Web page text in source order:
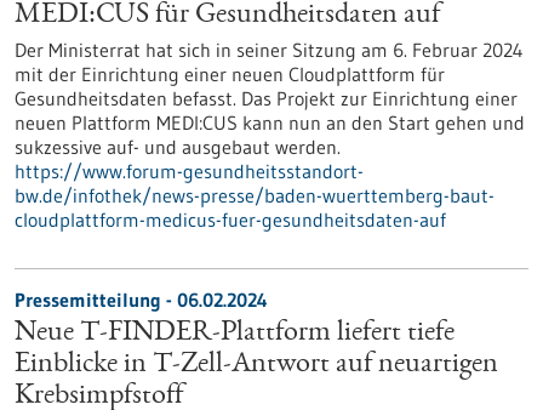
MEDI:CUS für Gesundheitsdaten auf
Der Ministerrat hat sich in seiner Sitzung am 6. Februar 2024
mit der Einrichtung einer neuen Cloudplattform für
Gesundheitsdaten befasst. Das Projekt zur Einrichtung einer
neuen Plattform MEDI:CUS kann nun an den Start gehen und
sukzessive auf- und ausgebaut werden.
https://www.forum-gesundheitsstandort-
bw.de/infothek/news-presse/baden-wuerttemberg-baut-
cloudplattform-medicus-fuer-gesundheitsdaten-auf
Pressemitteilung - 06.02.2024
Neue T-FINDER-Plattform liefert tiefe
Einblicke in T-Zell-Antwort auf neuartigen
Krebsimpfstoff